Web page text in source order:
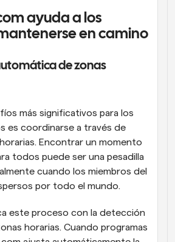
ayuda a los
en camino
de zonas
más significativos para los
es coordinarse a través de
Encontrar un momento
todos puede ser una pesadilla
cuando los miembros del
por todo el mundo.
este proceso con la detección
horarias. Cuando programas